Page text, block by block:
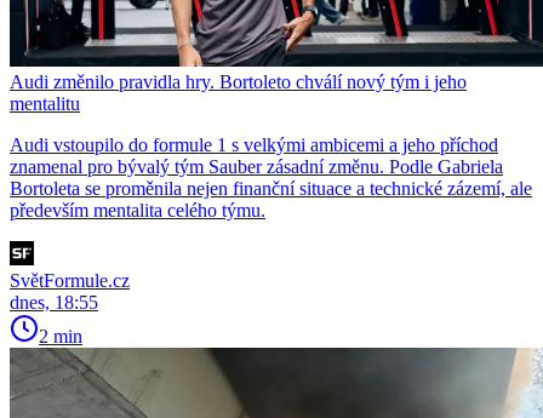
Audi změnilo pravidla hry. Bortoleto chválí nový tým i jeho
mentalitu
Audi vstoupilo do formule 1 s velkými ambicemi a jeho příchod
znamenal pro bývalý tým Sauber zásadní změnu. Podle Gabriela
Bortoleta se proměnila nejen finanční situace a technické zázemí, ale
především mentalita celého týmu.
SvětFormule.cz
dnes, 18:55
2 min